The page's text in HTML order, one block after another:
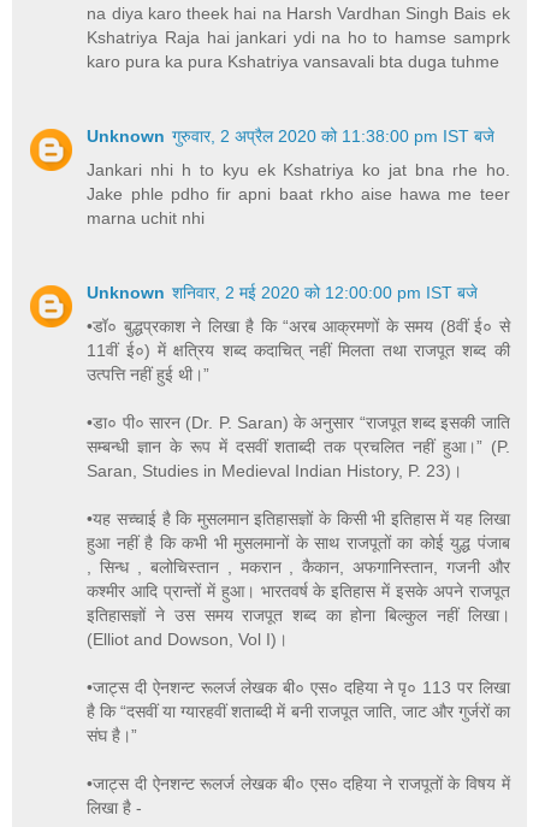
na diya karo theek hai na Harsh Vardhan Singh Bais ek
Kshatriya Raja hai jankari ydi na ho to hamse samprk
karo pura ka pura Kshatriya vansavali bta duga tuhme
Unknown गुरुवार, 2 अप्रैल 2020 को 11:38:00 pm IST बजे
Jankari nhi h to kyu ek Kshatriya ko jat bna rhe ho.
Jake phle pdho fir apni baat rkho aise hawa me teer
marna uchit nhi
Unknown शनिवार, 2 मई 2020 को 12:00:00 pm IST बजे
•डॉ० बुद्धप्रकाश ने लिखा है कि “अरब आक्रमणों के समय (8वीं ई० से
11वीं ई०) में क्षत्रिय शब्द कदाचित् नहीं मिलता तथा राजपूत शब्द की
उत्पत्ति नहीं हुई थी।”
•डा० पी० सारन (Dr. P. Saran) के अनुसार “राजपूत शब्द इसकी जाति
सम्बन्धी ज्ञान के रूप में दसवीं शताब्दी तक प्रचलित नहीं हुआ।” (P.
Saran, Studies in Medieval Indian History, P. 23)।
•यह सच्चाई है कि मुसलमान इतिहासज्ञों के किसी भी इतिहास में यह लिखा
हुआ नहीं है कि कभी भी मुसलमानों के साथ राजपूतों का कोई युद्ध पंजाब
, सिन्ध , बलोचिस्तान , मकरान , कैकान, अफगानिस्तान, गजनी और
कश्मीर आदि प्रान्तों में हुआ। भारतवर्ष के इतिहास में इसके अपने राजपूत
इतिहासज्ञों ने उस समय राजपूत शब्द का होना बिल्कुल नहीं लिखा।
(Elliot and Dowson, Vol I)।
•जाट्स दी ऐनशन्ट रूलर्ज लेखक बी० एस० दहिया ने पृ० 113 पर लिखा
है कि “दसवीं या ग्यारहवीं शताब्दी में बनी राजपूत जाति, जाट और गुर्जरों का
संघ है।”
•जाट्स दी ऐनशन्ट रूलर्ज लेखक बी० एस० दहिया ने राजपूतों के विषय में
लिखा है -